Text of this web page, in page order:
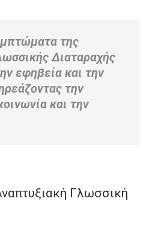
της
Διαταραχής
εφηβεία και την
την
και την
Γλωσσική